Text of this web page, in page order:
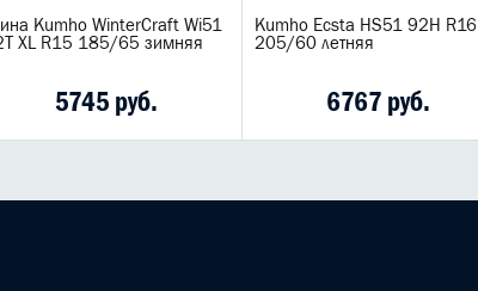
Kumho WinterCraft Wi51
XL R15 185/65 зимняя
5745 руб.
Kumho Ecsta HS51 92H R16
205/60 летняя
6767 руб.